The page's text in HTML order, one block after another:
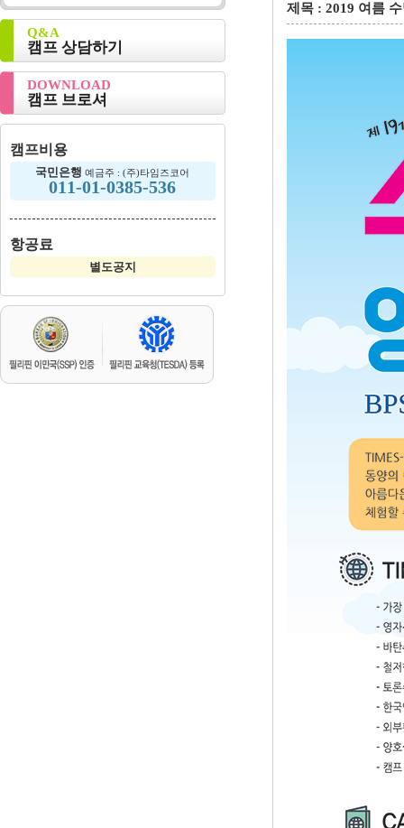
Q&A
캠프 상담하기
DOWNLOAD
캠프 브로셔
캠프비용
국민은행 예금주 : (주)타임즈코어
011-01-0385-536
항공료
별도공지
제목 : 2019 여름